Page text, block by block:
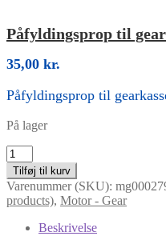
Påfyldingsprop til
35,00 kr.
Påfyldingsprop til
På lager
Påfyldingsprop
til
gearkasse
antal
Tilføj til kurv
Varenummer (SKU):
products), Motor - Gear
Beskrivelse